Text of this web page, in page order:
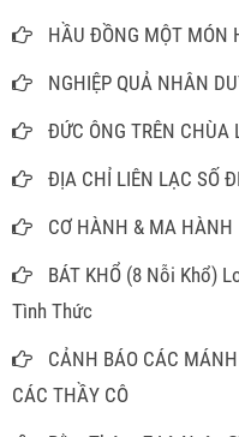
HẦU ĐỒNG MỘT MÓN
NGHIỆP QUẢ NHÂN
ĐỨC ÔNG TRÊN CHÙA
ĐỊA CHỈ LIÊN LẠC SỐ
CƠ HÀNH & MA HÀNH
BÁT KHỔ (8 Nỗi Khổ)
Tình Thức
CẢNH BÁO CÁC
CÁC THẦY CÔ